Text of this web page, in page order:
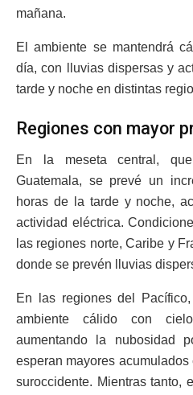
mañana.
El ambiente se mantendrá
día, con lluvias dispersas y
tarde y noche en distintas
Regiones con mayor
En la meseta central,
Guatemala, se prevé un
horas de la tarde y noche,
actividad eléctrica.
las regiones norte, Caribe y
donde se prevén lluvias
En las regiones del
ambiente cálido con
aumentando la nubosidad
esperan mayores
suroccidente. Mientras tanto,